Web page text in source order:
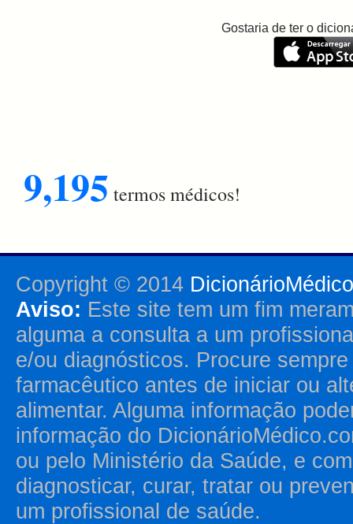
Gostaria de ter o
9,195 termos médicos!
Copyright © 2014
Aviso: Este site tem um fim
alguma a consulta a um
e/ou diagnósticos. Procure
farmacêutico antes de iniciar ou
alimentar. Alguma informação
informação do
ou pelo Ministério da Saúde, e
diagnosticar, curar, tratar ou
um profissional de saúde.